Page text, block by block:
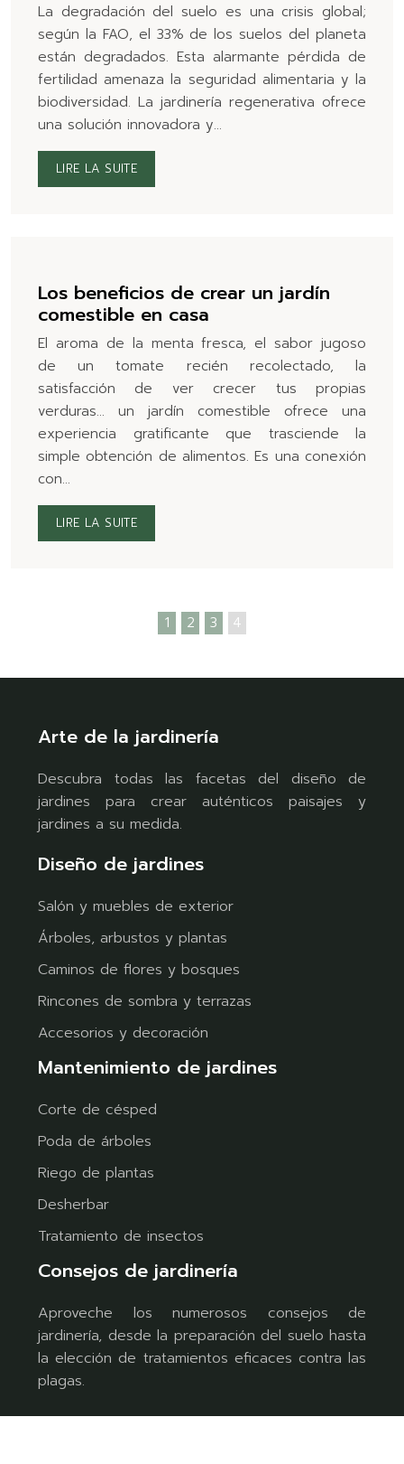
La degradación del suelo es una crisis global;
según la FAO, el 33% de los suelos del planeta
están degradados. Esta alarmante pérdida de
fertilidad amenaza la seguridad alimentaria y la
biodiversidad. La jardinería regenerativa ofrece
una solución innovadora y…
LIRE LA SUITE
Los beneficios de crear un jardín
comestible en casa
El aroma de la menta fresca, el sabor jugoso
de un tomate recién recolectado, la
satisfacción de ver crecer tus propias
verduras… un jardín comestible ofrece una
experiencia gratificante que trasciende la
simple obtención de alimentos. Es una conexión
con…
LIRE LA SUITE
1 2 3 4
Arte de la jardinería
Descubra todas las facetas del diseño de
jardines para crear auténticos paisajes y
jardines a su medida.
Diseño de jardines
Salón y muebles de exterior
Árboles, arbustos y plantas
Caminos de flores y bosques
Rincones de sombra y terrazas
Accesorios y decoración
Mantenimiento de jardines
Corte de césped
Poda de árboles
Riego de plantas
Desherbar
Tratamiento de insectos
Consejos de jardinería
Aproveche los numerosos consejos de
jardinería, desde la preparación del suelo hasta
la elección de tratamientos eficaces contra las
plagas.